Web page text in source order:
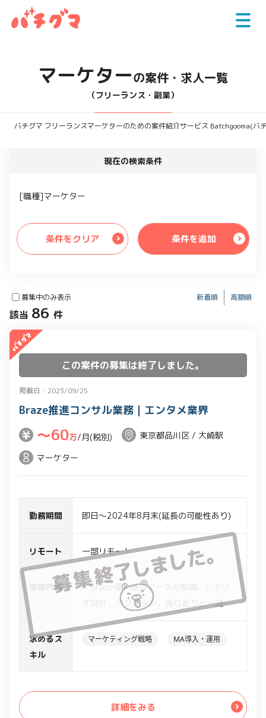
マーケターの案件・求人一覧
（フリーランス・副業）
バチグマ フリーランスマーケターのための案件紹介サービス Batchgooma(バ
現在の検索条件
[職種]マーケター
条件をクリア 条件を追加
該当 86 件
募集中のみ表示 新着順 高額順
この案件の募集は終了しました。
掲載日：2023/09/25
Braze推進コンサル業務｜エンタメ業界
〜60万/月(税別)
東京都品川区 / 大崎駅
マーケター
勤務期間 即日～2024年8月末(延長の可能性あり)
リモート 一部リモート
業務内容
・Braze導入後のデータの整備、シナリ
オ設計、アクション、振り返りと一連の
設計・推進業務のリード
・Brazeを有効活用したマーケティング
求めるス
キル
マーケティング戦略 MA導入・運用
詳細をみる